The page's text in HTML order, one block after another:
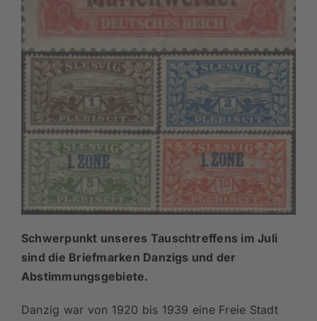
Schwerpunkt unseres Tauschtreffens im Juli
sind die Briefmarken Danzigs und der
Abstimmungsgebiete.
Danzig war von 1920 bis 1939 eine Freie Stadt